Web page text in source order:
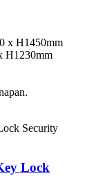
x H1450mm
H1230mm
Lock